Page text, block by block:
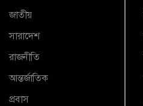
জাতীয়
সারাদেশ
রাজনীতি
আন্তর্জাতিক
প্রবাস